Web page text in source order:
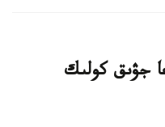
جۋىق كولىك